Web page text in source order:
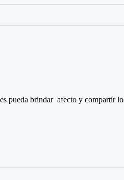
pueda brindar afecto y compartir